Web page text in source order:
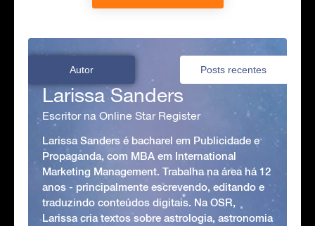
Autor Posts recentes
Larissa Sanders
Escritor na Online Star Register
Larissa Sanders é bacharel em Publicidade e
Propaganda, com MBA em International
Marketing Management. Trabalha na área há 12
anos - principalmente escrevendo, editando e
traduzindo conteúdos digitais. Na OSR,
Larissa cria textos sobre astrologia, astronomia